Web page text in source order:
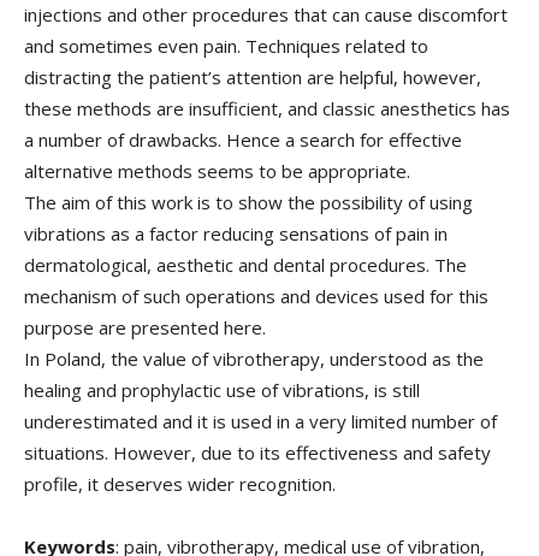
injections and other procedures that can cause discomfort
and sometimes even pain. Techniques related to
distracting the patient’s attention are helpful, however,
these methods are insufficient, and classic anesthetics has
a number of drawbacks. Hence a search for effective
alternative methods seems to be appropriate.
The aim of this work is to show the possibility of using
vibrations as a factor reducing sensations of pain in
dermatological, aesthetic and dental procedures. The
mechanism of such operations and devices used for this
purpose are presented here.
In Poland, the value of vibrotherapy, understood as the
healing and prophylactic use of vibrations, is still
underestimated and it is used in a very limited number of
situations. However, due to its effectiveness and safety
profile, it deserves wider recognition.
Keywords: pain, vibrotherapy, medical use of vibration,